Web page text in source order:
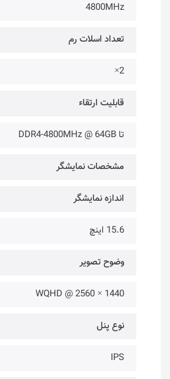
4800MHz
تعداد اسلات رم
2×
قابلیت ارتقاء
تا DDR4-4800MHz @ 64GB
مشخصات نمایشگر
اندازه نمایشگر
15.6 اینچ
وضوح تصویر
1440 × 2560 @ WQHD
نوع پنل
IPS